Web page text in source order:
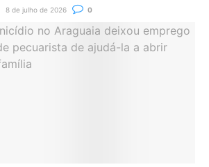
8 de julho de 2026 0